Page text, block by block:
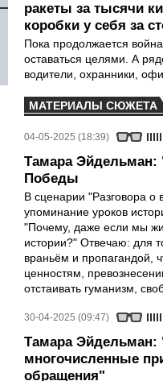
ракеты за тысячи
коробки у себя за
Пока продолжается
оставаться целями. А
водители, охранники,
МАТЕРИАЛЫ СЮЖЕТА
04-05-2025 (18:39)
Тамара Эйдельман:
Победы
В сценарии "Разговора о
упоминание уроков
"Почему, даже если мы
истории?" Отвечаю: для
враньём и пропагандой,
ценностям,
отстаивать гуманизм,
30-04-2025 (09:47)
Тамара
многочисленные
обращения"